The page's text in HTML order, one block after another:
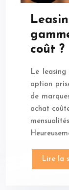
coût ?
Le leasing
option
de
achat
Lire la